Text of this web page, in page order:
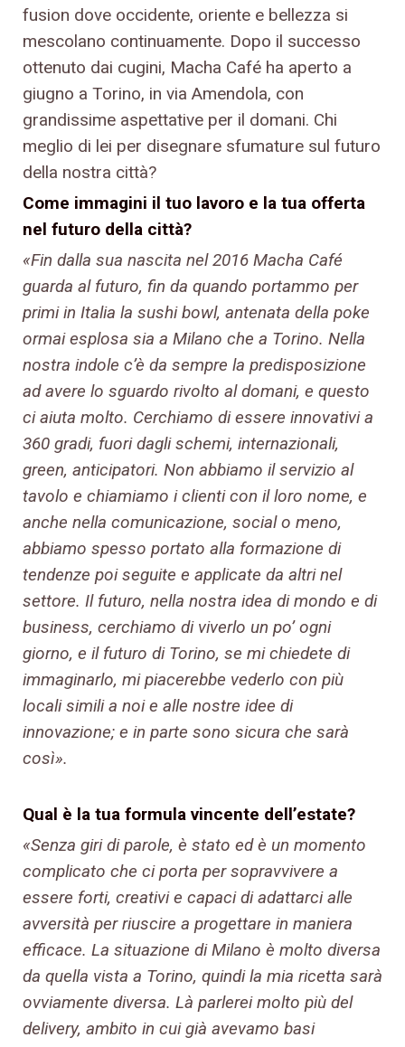
fusion dove occidente, oriente e bellezza si
mescolano continuamente. Dopo il successo
ottenuto dai cugini, Macha Café ha aperto a
giugno a Torino, in via Amendola, con
grandissime aspettative per il domani. Chi
meglio di lei per disegnare sfumature sul futuro
della nostra città?
Come immagini il tuo lavoro e la tua offerta
nel futuro della città?
«Fin dalla sua nascita nel 2016 Macha Café
guarda al futuro, fin da quando portammo per
primi in Italia la sushi bowl, antenata della poke
ormai esplosa sia a Milano che a Torino. Nella
nostra indole c’è da sempre la predisposizione
ad avere lo sguardo rivolto al domani, e questo
ci aiuta molto. Cerchiamo di essere innovativi a
360 gradi, fuori dagli schemi, internazionali,
green, anticipatori. Non abbiamo il servizio al
tavolo e chiamiamo i clienti con il loro nome, e
anche nella comunicazione, social o meno,
abbiamo spesso portato alla formazione di
tendenze poi seguite e applicate da altri nel
settore. Il futuro, nella nostra idea di mondo e di
business, cerchiamo di viverlo un po’ ogni
giorno, e il futuro di Torino, se mi chiedete di
immaginarlo, mi piacerebbe vederlo con più
locali simili a noi e alle nostre idee di
innovazione; e in parte sono sicura che sarà
così».
Qual è la tua formula vincente dell’estate?
«Senza giri di parole, è stato ed è un momento
complicato che ci porta per sopravvivere a
essere forti, creativi e capaci di adattarci alle
avversità per riuscire a progettare in maniera
efficace. La situazione di Milano è molto diversa
da quella vista a Torino, quindi la mia ricetta sarà
ovviamente diversa. Là parlerei molto più del
delivery, ambito in cui già avevamo basi